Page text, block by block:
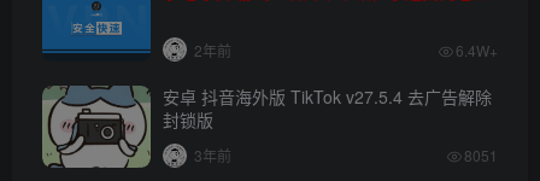
2年前 6.4W+
安卓 抖音海外版 TikTok v27.5.4 去广告解除
封锁版
3年前 8051